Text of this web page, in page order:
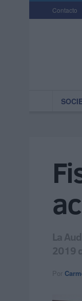
Contacto
La
2019
Por